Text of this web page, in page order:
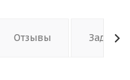
Отзывы Задать